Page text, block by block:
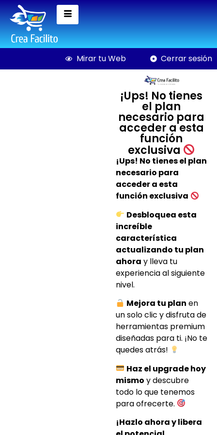
Mirar tu Web Cerrar sesión
¡Ups! No tienes
el plan
necesario para
acceder a esta
función
exclusiva
¡Ups! No tienes el plan
necesario para
acceder a esta
función exclusiva
Desbloquea esta
increíble
característica
actualizando tu plan
ahora y lleva tu
experiencia al siguiente
nivel.
Mejora tu plan en
un solo clic y disfruta de
herramientas premium
diseñadas para ti. ¡No te
quedes atrás!
Haz el upgrade hoy
mismo y descubre
todo lo que tenemos
para ofrecerte.
¡Hazlo ahora y libera
+ AGREGAR